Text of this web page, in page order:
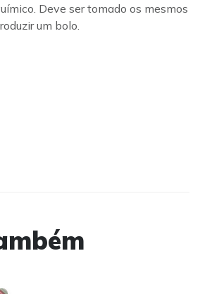
Deve ser tomado os mesmos
um bolo.